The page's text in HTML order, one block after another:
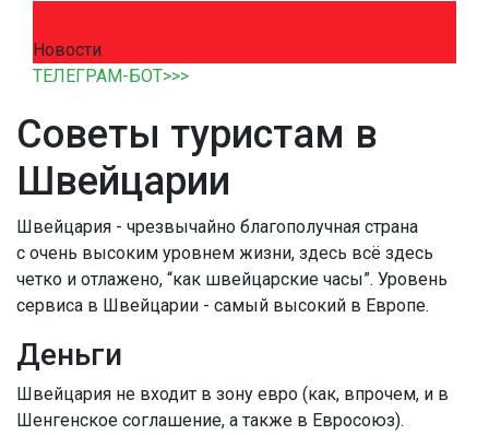
Новости
ТЕЛЕГРАМ-БОТ>>>
Советы туристам в
Швейцарии
Швейцария - чрезвычайно благополучная страна
с очень высоким уровнем жизни, здесь всё здесь
четко и отлажено, “как швейцарские часы”. Уровень
сервиса в Швейцарии - самый высокий в Европе.
Деньги
Швейцария не входит в зону евро (как, впрочем, и в
Шенгенское соглашение, а также в Евросоюз).